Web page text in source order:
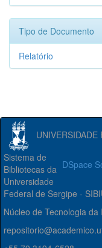
Tipo de Documento
Relatório
DSpace
Sistema de
Bibliotecas da
Universidade
Federal de Sergipe -
Núcleo de Tecnologia